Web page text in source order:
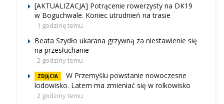
[AKTUALIZACJA] Potrącenie rowerzysty na DK19
w Boguchwale. Koniec utrudnień na trasie
1 godzinę temu
Beata Szydło ukarana grzywną za niestawienie się
na przesłuchanie
2 godziny temu
ZDJĘCIA
W Przemyślu powstanie nowoczesne
lodowisko. Latem ma zmieniać się w rolkowisko
2 godziny temu